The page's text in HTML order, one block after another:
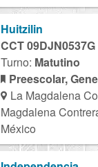
Huitzilin
CCT 09DJN0537G
Turno: Matutino
Preescolar,
La Magdalena
Magdalena
México